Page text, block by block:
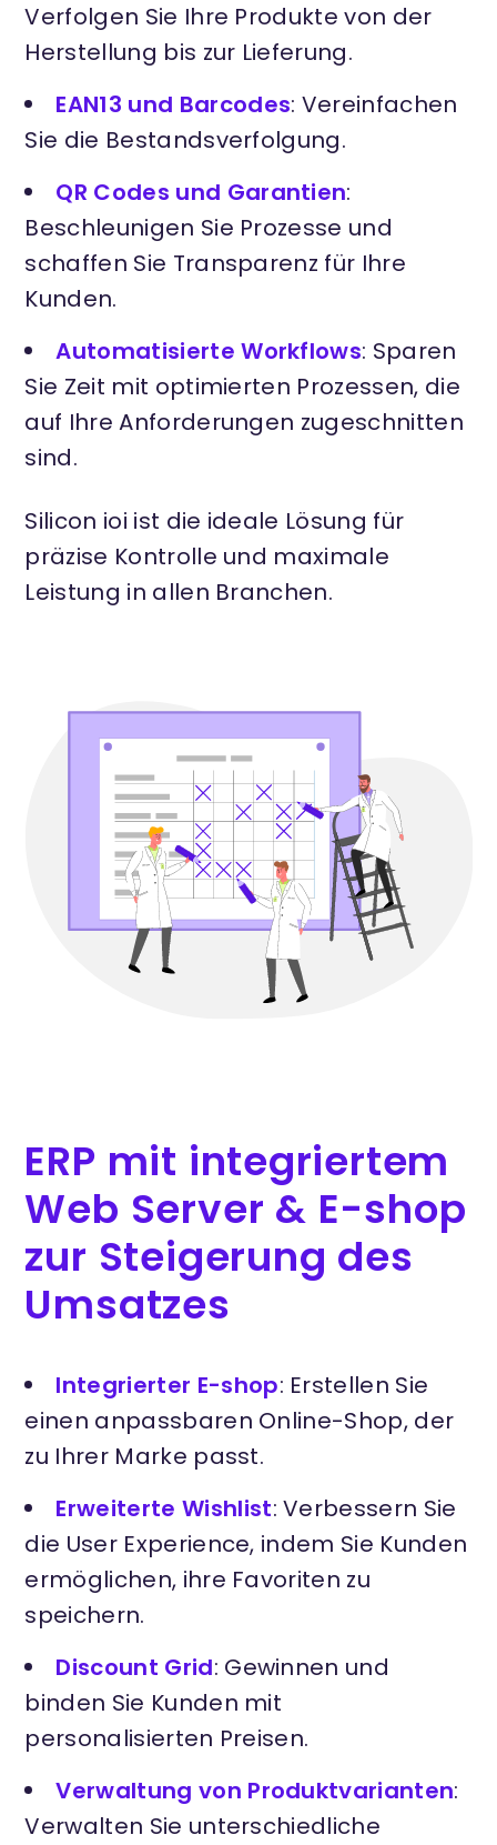
Verfolgen Sie Ihre Produkte von der
Herstellung bis zur Lieferung.
EAN13 und Barcodes: Vereinfachen
Sie die Bestandsverfolgung.
QR Codes und Garantien:
Beschleunigen Sie Prozesse und
schaffen Sie Transparenz für Ihre
Kunden.
Automatisierte Workflows: Sparen
Sie Zeit mit optimierten Prozessen, die
auf Ihre Anforderungen zugeschnitten
sind.
Silicon ioi ist die ideale Lösung für
präzise Kontrolle und maximale
Leistung in allen Branchen.
ERP mit integriertem
Web Server & E-shop
zur Steigerung des
Umsatzes
Integrierter E-shop: Erstellen Sie
einen anpassbaren Online-Shop, der
zu Ihrer Marke passt.
Erweiterte Wishlist: Verbessern Sie
die User Experience, indem Sie Kunden
ermöglichen, ihre Favoriten zu
speichern.
Discount Grid: Gewinnen und
binden Sie Kunden mit
personalisierten Preisen.
Verwaltung von Produktvarianten:
Verwalten Sie unterschiedliche